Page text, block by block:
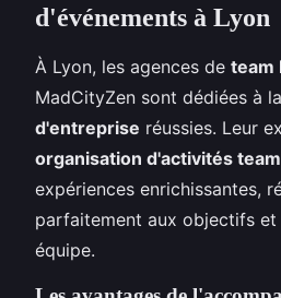
d'événements à Lyon
À Lyon, les agences de team
MadCityZen sont dédiées à
d'entreprise réussies. Leur
organisation d'activités
expériences enrichissantes,
parfaitement aux objectifs et
équipe.